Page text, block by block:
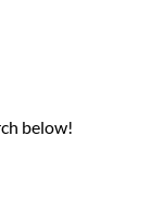
below!